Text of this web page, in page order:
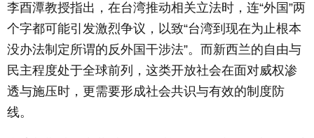
李酉潭教授指出，在台湾推动相关立法时，连“外国”两
个字都可能引发激烈争议，以致“台湾到现在为止根本
没办法制定所谓的反外国干涉法”。而新西兰的自由与
民主程度处于全球前列，这类开放社会在面对威权渗
透与施压时，更需要形成社会共识与有效的制度防
线。